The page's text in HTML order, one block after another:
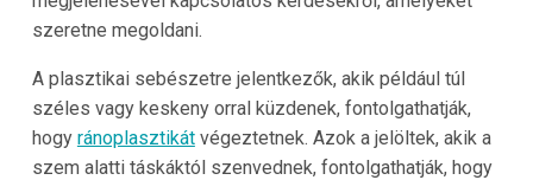
szeretne megoldani.
A plasztikai sebészetre jelentkezők, akik például túl
széles vagy keskeny orral küzdenek, fontolgathatják,
hogy ránoplasztikátvégeztetnek. Azok a jelöltek, akik a
szem alatti táskáktól szenvednek, fontolgathatják, hogy